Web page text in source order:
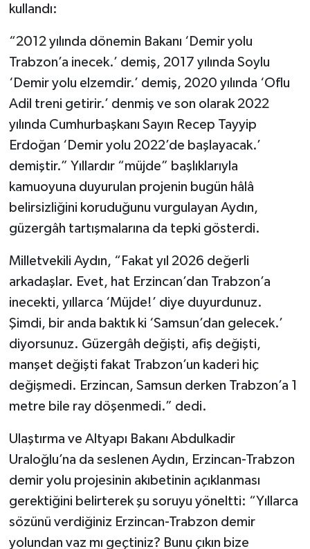
kullandı:
“2012 yılında dönemin Bakanı ‘Demir yolu
Trabzon’a inecek.’ demiş, 2017 yılında Soylu
‘Demir yolu elzemdir.’ demiş, 2020 yılında ‘Oflu
Adil treni getirir.’ denmiş ve son olarak 2022
yılında Cumhurbaşkanı Sayın Recep Tayyip
Erdoğan ‘Demir yolu 2022’de başlayacak.’
demiştir.” Yıllardır “müjde” başlıklarıyla
kamuoyuna duyurulan projenin bugün hâlâ
belirsizliğini koruduğunu vurgulayan Aydın,
güzergâh tartışmalarına da tepki gösterdi.
Milletvekili Aydın, “Fakat yıl 2026 değerli
arkadaşlar. Evet, hat Erzincan’dan Trabzon’a
inecekti, yıllarca ‘Müjde!’ diye duyurdunuz.
Şimdi, bir anda baktık ki ‘Samsun’dan gelecek.’
diyorsunuz. Güzergâh değişti, afiş değişti,
manşet değişti fakat Trabzon’un kaderi hiç
değişmedi. Erzincan, Samsun derken Trabzon’a 1
metre bile ray döşenmedi.” dedi.
Ulaştırma ve Altyapı Bakanı Abdulkadir
Uraloğlu’na da seslenen Aydın, Erzincan-Trabzon
demir yolu projesinin akıbetinin açıklanması
gerektiğini belirterek şu soruyu yöneltti: “Yıllarca
sözünü verdiğiniz Erzincan-Trabzon demir
yolundan vaz mı geçtiniz? Bunu çıkın bize